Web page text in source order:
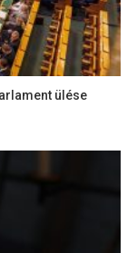
ülése